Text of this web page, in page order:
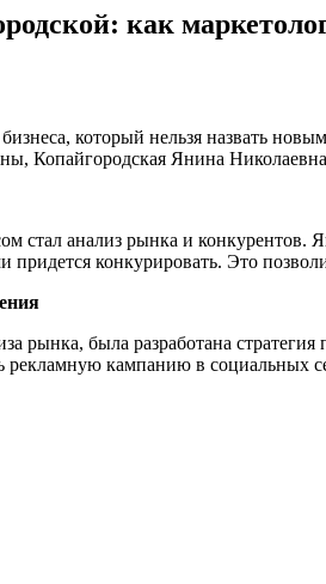
как
который нельзя назвать
Копайгородская Янина
стал анализ рынка и конкурентов.
придется конкурировать. Это
рынка, была разработана
рекламную кампанию в социальных